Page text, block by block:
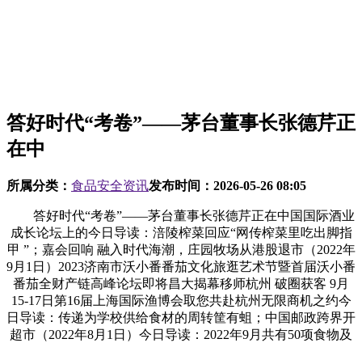
答好时代“考卷”——茅台董事长张德芹正
在中
所属分类： 食品安全资讯发布时间： 2026-05-26 08:05
答好时代“考卷”——茅台董事长张德芹正在中国国际酒业
成长论坛上的今日导读：涪陵榨菜回应“网传榨菜里吃出脚指
甲 ”；嘉会回响 融入时代海潮，庄园牧场从港股退市（2022年
9月1日）2023济南市沃小番番茄文化旅逛艺术节暨首届沃小番
番茄全财产链高峰论坛即将昌大揭幕移师杭州 破圈获客 9月
15-17日第16届上海国际渔博会取您共赴杭州无限商机之约今
日导读：传递为学校供给食材的周转筐有蛆；中国邮政跨界开
超市（2022年8月1日）今日导读：2022年9月共有50项食物及